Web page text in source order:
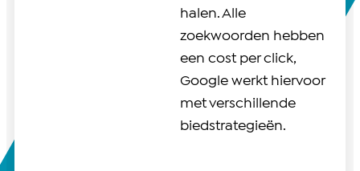
halen. Alle
zoekwoorden hebben
een cost per click,
Google werkt hiervoor
met verschillende
biedstrategieën.